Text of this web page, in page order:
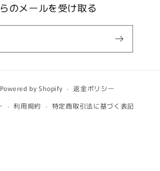
のメールを受け取る
Powered by Shopify
返金ポリシー
利用規約 特定商取引法に基づく表記